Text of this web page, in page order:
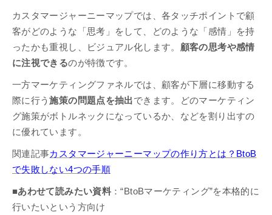
カスタマージャーニーマップでは、各タッチポイントで顧
客がどのような「思考」をして、どのような「感情」を持
ったかも重視し、ビジュアル化します。 顧客の思考や感情
に注視できるのが特徴です。
一方マーケティングファネルでは、顧客が下層に移動する
際に行う施策の問題点を抽出できます。どのマーケティン
グ施策がボトルネックになっているか、などを割り出すの
に優れています。
関連記事カスタマージャーニーマップの作り方とは？BtoB
で失敗しない4つの手順
■あわせて読みたい資料 ：“BtoBマーケティング”を本格的に
行いたいという方向け